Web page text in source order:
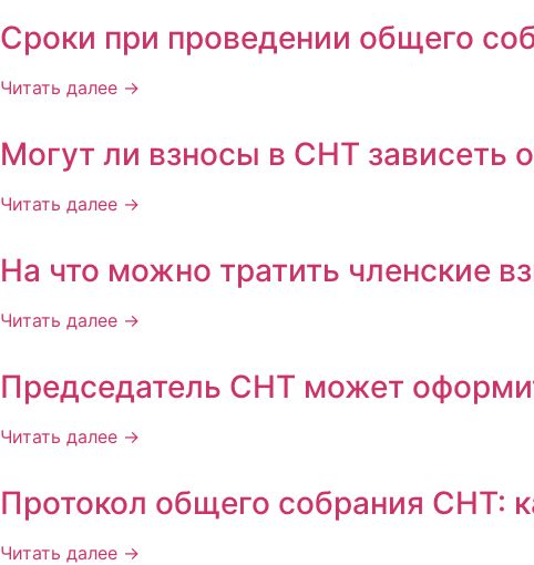
Сроки при проведении общего
Читать далее →
Могут ли взносы в СНТ зависеть
Читать далее →
На что можно тратить членские
Читать далее →
Председатель СНТ может
Читать далее →
Протокол общего собрания СНТ:
Читать далее →